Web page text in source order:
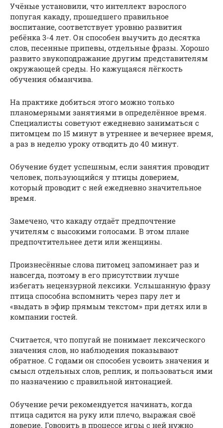
Учёные установили, что интеллект взрослого
попугая какаду, прошедшего правильное
воспитание, соответствует уровню развития
ребёнка 3-4 лет. Он способен выучить до десятка
слов, песенные припевы, отдельные фразы. Хорошо
развито звукоподражание другим представителям
окружающей среды. Но кажущаяся лёгкость
обучения обманчива.
На практике добиться этого можно только
планомерными занятиями в определённое время.
Специалисты советуют ежедневно заниматься с
питомцем по 15 минут в утреннее и вечернее время,
а раз в неделю уроку отводить до 40 минут.
Обучение будет успешным, если занятия проводит
человек, пользующийся у птицы доверием,
который проводит с ней ежедневно значительное
время.
Замечено, что какаду отдаёт предпочтение
учителям с высокими голосами. В этом плане
предпочтительнее дети или женщины.
Произнесённые слова питомец запоминает раз и
навсегда, поэтому в его присутствии лучше
избегать нецензурной лексики. Услышанную фразу
птица способна вспомнить через пару лет и
«выдать в эфир прямым текстом» при детях или в
компании гостей.
Считается, что попугай не понимает лексического
значения слов, но наблюдения показывают
обратное. С годами он способен усвоить значения и
смысл отдельных слов, реплик, и пользоваться ими
по назначению с правильной интонацией.
Обучение речи рекомендуется начинать, когда
птица садится на руку или плечо, выражая своё
доверие. Говорить в процессе игры с ней нужно